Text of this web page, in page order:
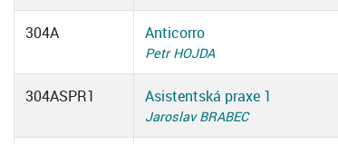
304A Anticorro
Petr HOJDA
304ASPR1 Asistentská praxe 1
Jaroslav BRABEC